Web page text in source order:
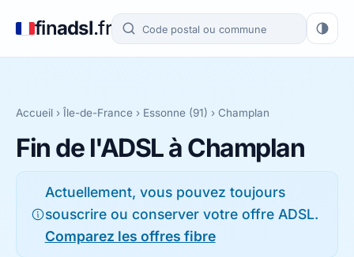
finadsl.fr
Accueil › Île-de-France › Essonne (91) › Champlan
Fin de l'ADSL à Champlan
Actuellement, vous pouvez toujours
souscrire ou conserver votre offre ADSL.
Comparez les offres fibre